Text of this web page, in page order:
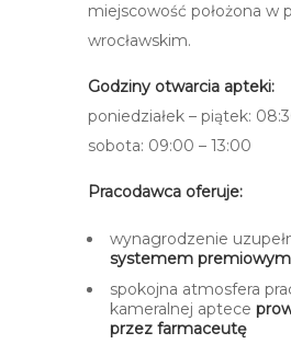
miejscowość położona w
wrocławskim.
Godziny otwarcia apteki:
poniedziałek – piątek:
sobota: 09:00 – 13:00
Pracodawca oferuje:
wynagrodzenie
systemem premiowym
spokojna atmosfera
kameralnej aptece
przez farmaceutę